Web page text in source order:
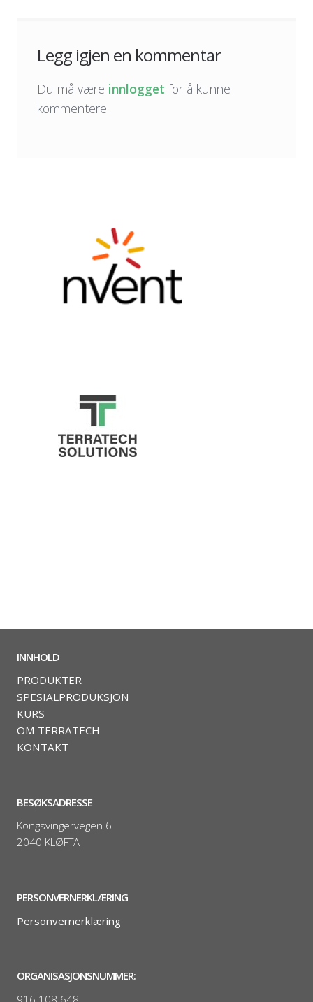
Legg igjen en kommentar
Du må være innlogget for å kunne
kommentere.
INNHOLD
PRODUKTER
SPESIALPRODUKSJON
KURS
OM TERRATECH
KONTAKT
BESØKSADRESSE
Kongsvingervegen 6
2040 KLØFTA
PERSONVERNERKLÆRING
Personvernerklæring
ORGANISASJONSNUMMER:
916 108 648